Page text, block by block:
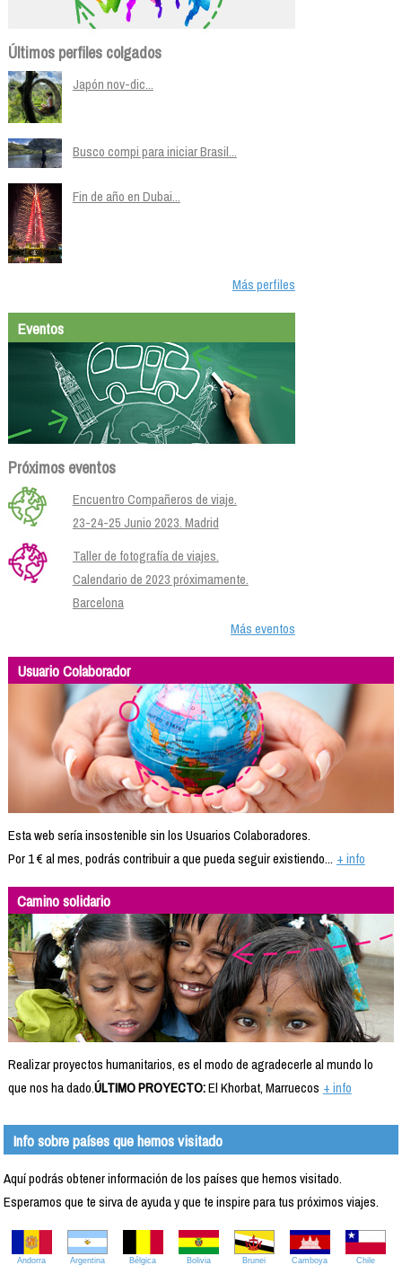
Últimos perfiles colgados
Japón nov-dic...
Busco compi para iniciar Brasil...
Fin de año en Dubai...
Más perfiles
Eventos
Próximos eventos
Encuentro Compañeros de viaje.
23-24-25 Junio 2023. Madrid
Taller de fotografía de viajes.
Calendario de 2023 próximamente.
Barcelona
Más eventos
Usuario Colaborador
Esta web sería insostenible sin los Usuarios Colaboradores.
Por 1 € al mes, podrás contribuir a que pueda seguir existiendo... + info
Camino solidario
Realizar proyectos humanitarios, es el modo de agradecerle al mundo lo
que nos ha dado.ÚLTIMO PROYECTO:El Khorbat, Marruecos + info
Info sobre países que hemos visitado
Aquí podrás obtener información de los países que hemos visitado.
Esperamos que te sirva de ayuda y que te inspire para tus próximos viajes.
Andorra Argentina Bélgica Bolivia Brunei Camboya Chile